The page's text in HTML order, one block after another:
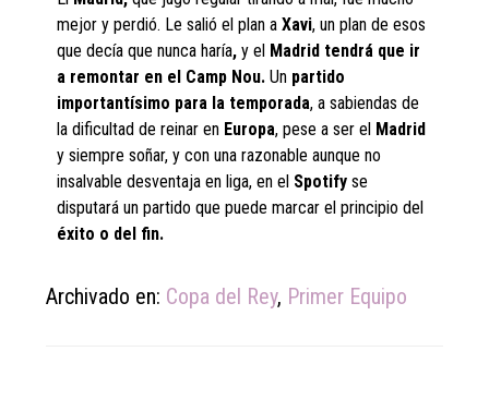
mejor y perdió. Le salió el plan aXavi, un plan de esos
que decía que nunca haría, y el Madrid tendrá que ir
a remontar en el Camp Nou.Un partido
importantísimo para la temporada, a sabiendas de
la dificultad de reinar en Europa, pese a ser el Madrid
y siempre soñar, y con una razonable aunque no
insalvable desventaja en liga, en el Spotify se
disputará un partido que puede marcar el principio del
éxito o del fin.
Archivado en: Copa del Rey, Primer Equipo